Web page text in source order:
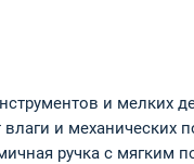
и мелких
и механических
ручка с мягким